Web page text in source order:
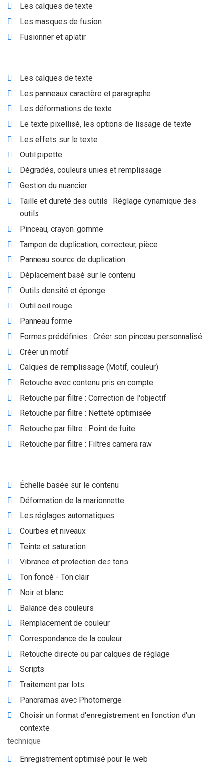
Les calques de texte
Les masques de fusion
Fusionner et aplatir
Les calques de texte
Les panneaux caractère et paragraphe
Les déformations de texte
Le texte pixellisé, les options de lissage de texte
Les effets sur le texte
Outil pipette
Dégradés, couleurs unies et remplissage
Gestion du nuancier
Taille et dureté des outils : Réglage dynamique des
outils
Pinceau, crayon, gomme
Tampon de duplication, correcteur, pièce
Panneau source de duplication
Déplacement basé sur le contenu
Outils densité et éponge
Outil oeil rouge
Panneau forme
Formes prédéfinies : Créer son pinceau personnalisé
Créer un motif
Calques de remplissage (Motif, couleur)
Retouche avec contenu pris en compte
Retouche par filtre : Correction de l'objectif
Retouche par filtre : Netteté optimisée
Retouche par filtre : Point de fuite
Retouche par filtre : Filtres camera raw
Échelle basée sur le contenu
Déformation de la marionnette
Les réglages automatiques
Courbes et niveaux
Teinte et saturation
Vibrance et protection des tons
Ton foncé - Ton clair
Noir et blanc
Balance des couleurs
Remplacement de couleur
Correspondance de la couleur
Retouche directe ou par calques de réglage
Scripts
Traitement par lots
Panoramas avec Photomerge
Choisir un format d'enregistrement en fonction d'un
contexte
technique
Enregistrement optimisé pour le web